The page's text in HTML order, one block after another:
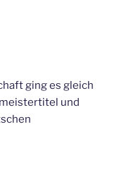
ging es gleich
und